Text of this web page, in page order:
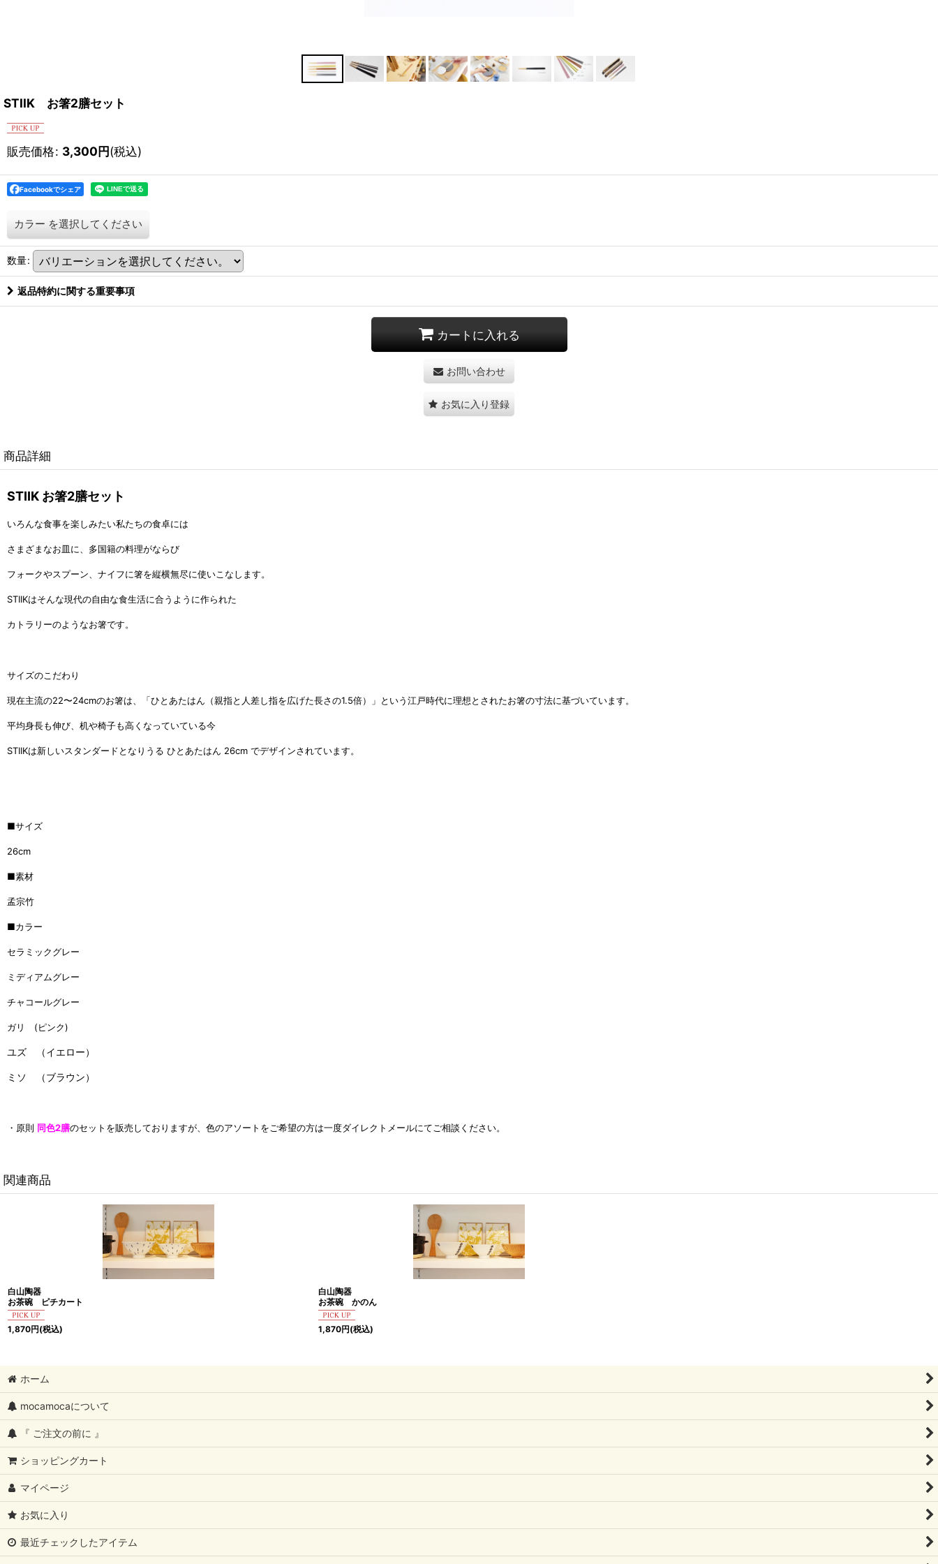
STIIK お箸2膳セット
販売価格: 3,300円(税込)
Facebookでシェア
カラー を選択してください
数量:
返品特約に関する重要事項
カートに入れる
お問い合わせ
お気に入り登録
商品詳細
STIIK お箸2膳セット
いろんな食事を楽しみたい私たちの食卓には
さまざまなお皿に、多国籍の料理がならび
フォークやスプーン、ナイフに箸を縦横無尽に使いこなします。
STIIKはそんな現代の自由な食生活に合うように作られた
カトラリーのようなお箸です。
サイズのこだわり
現在主流の22〜24cmのお箸は、「ひとあたはん（親指と人差し指を広げた長さの1.5倍）」という江戸時代に理想とされたお箸の寸法に基づいています。
平均身長も伸び、机や椅子も高くなっていている今
STIIKは新しいスタンダードとなりうる ひとあたはん 26cm でデザインされています。
■サイズ
26cm
■素材
孟宗竹
■カラー
セラミックグレー
ミディアムグレー
チャコールグレー
ガリ (ピンク)
ユズ （イエロー）
ミソ （ブラウン）
・原則 同色2膳のセットを販売しておりますが、色のアソートをご希望の方は一度ダイレクトメールにてご相談ください。
関連商品
白山陶器
お茶碗 ピチカート
1,870円(税込)
白山陶器
お茶碗 かのん
1,870円(税込)
ホーム
mocamocaについて
『 ご注文の前に 』
ショッピングカート
マイページ
お気に入り
最近チェックしたアイテム